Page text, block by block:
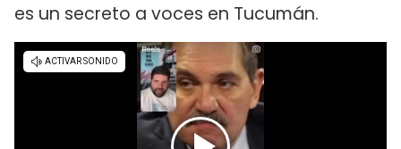
es un secreto a voces en Tucumán.